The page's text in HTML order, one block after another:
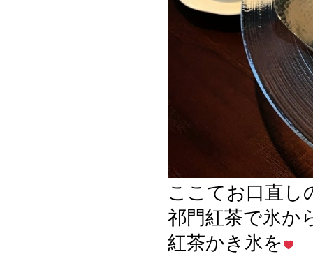
ここてお口直し
祁門紅茶で氷か
紅茶かき氷を